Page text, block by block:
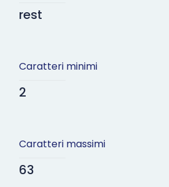
rest
Caratteri minimi
2
Caratteri massimi
63